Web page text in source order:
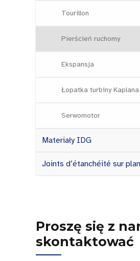
Tourillon
Pierścień ruchomy
Ekspansja
Łopatka turbiny Kaplana
Serwomotor
Materiały IDG
Joints d’étanchéité sur plan
Proszę się z
skontaktować